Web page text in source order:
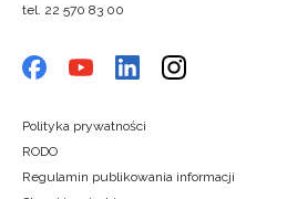
tel. 22 570 83 00
Polityka prywatności
RODO
Regulamin publikowania informacji